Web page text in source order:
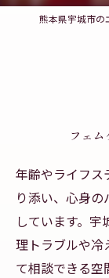
フェム
年齢やライフス
り添い、心身
しています。
理トラブルや冷
て相談できる空